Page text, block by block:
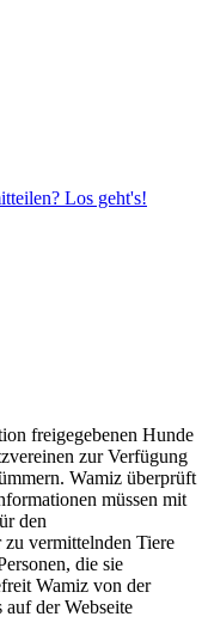
Los geht's!
freigegebenen Hunde
zur Verfügung
Wamiz überprüft
müssen mit
den
zu vermittelnden Tiere
die sie
Wamiz von der
der Webseite